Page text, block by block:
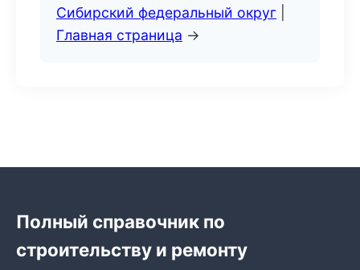
Сибирский федеральный округ
Главная страница →
Полный справочник по
строительству и ремонту